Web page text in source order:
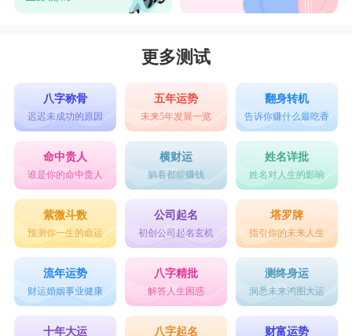
摩羯座
：经常单独出去
如果摩羯很爱一个人，在朋友面前，他是很希
望把自己的女友介绍给好朋友认识，因为摩羯男会
把女友当成自己的骄傲，所以每次出门都会带上女
友。如果有一天你发现，摩羯男出门时不再带你，
以各种理由告诉你不方便，那么你就要小心了，这
也许是你跟他即将分手的征兆了。
更多测试
八字称骨
迟迟未成功的原因
五年运势
未来5年发展一览
翻身转机
告诉你赚什么最吃香
命中贵人
谁是你的命中贵人
横财运
躺着都能赚钱
姓名详批
姓名对人生的影响
紫微斗数
预测你一生的命运
公司起名
初创公司起名玄机
塔罗牌
指引你的未来人生
流年运势
财运婚姻事业健康
八字精批
解答人生困惑
测终身运
洞悉未来鸿图大运
十年大运 八字起名 财富运势